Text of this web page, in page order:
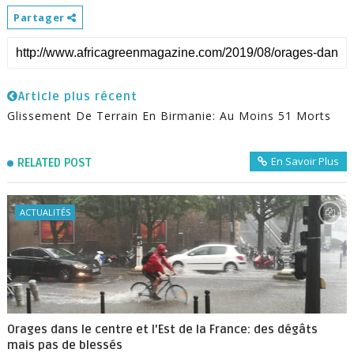
Partager
Article plus récent
Glissement De Terrain En Birmanie: Au Moins 51 Morts
RELATED POST En Savoir Plus
ACTUALITÉS
Orages dans le centre et l'Est de la France: des dégâts
mais pas de blessés